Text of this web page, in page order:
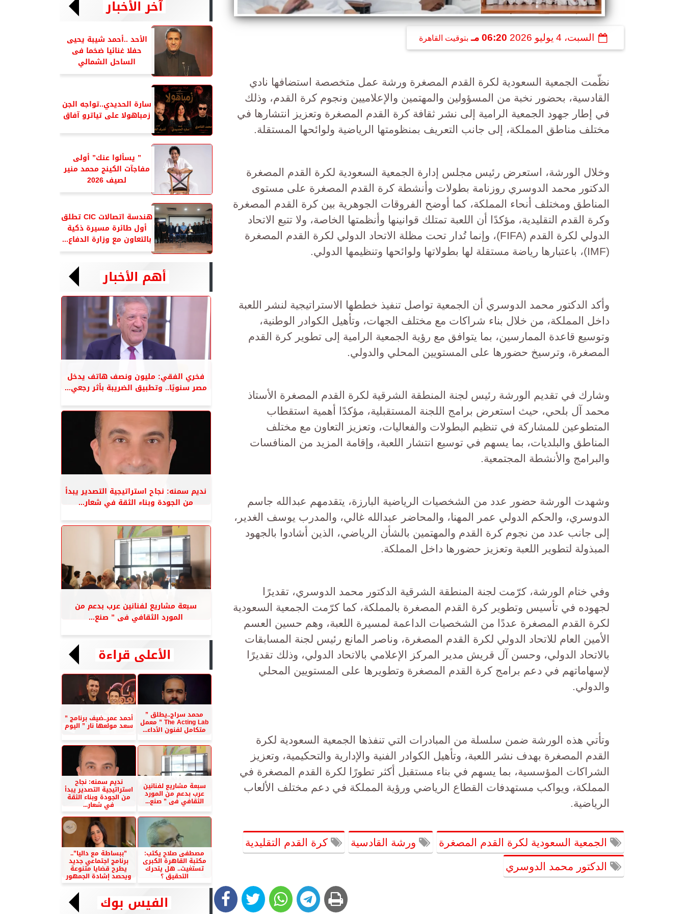
السبت، 4 يوليو 2026 06:20 مـ بتوقيت القاهرة
نظّمت الجمعية السعودية لكرة القدم المصغرة ورشة عمل متخصصة استضافها نادي
القادسية، بحضور نخبة من المسؤولين والمهتمين والإعلاميين ونجوم كرة القدم، وذلك
في إطار جهود الجمعية الرامية إلى نشر ثقافة كرة القدم المصغرة وتعزيز انتشارها في
مختلف مناطق المملكة، إلى جانب التعريف بمنظومتها الرياضية ولوائحها المستقلة.
وخلال الورشة، استعرض رئيس مجلس إدارة الجمعية السعودية لكرة القدم المصغرة
الدكتور محمد الدوسري روزنامة بطولات وأنشطة كرة القدم المصغرة على مستوى
المناطق ومختلف أنحاء المملكة، كما أوضح الفروقات الجوهرية بين كرة القدم المصغرة
وكرة القدم التقليدية، مؤكدًا أن اللعبة تمتلك قوانينها وأنظمتها الخاصة، ولا تتبع الاتحاد
الدولي لكرة القدم (FIFA)، وإنما تُدار تحت مظلة الاتحاد الدولي لكرة القدم المصغرة
(IMF)، باعتبارها رياضة مستقلة لها بطولاتها ولوائحها وتنظيمها الدولي.
وأكد الدكتور محمد الدوسري أن الجمعية تواصل تنفيذ خططها الاستراتيجية لنشر اللعبة
داخل المملكة، من خلال بناء شراكات مع مختلف الجهات، وتأهيل الكوادر الوطنية،
وتوسيع قاعدة الممارسين، بما يتوافق مع رؤية الجمعية الرامية إلى تطوير كرة القدم
المصغرة، وترسيخ حضورها على المستويين المحلي والدولي.
وشارك في تقديم الورشة رئيس لجنة المنطقة الشرقية لكرة القدم المصغرة الأستاذ
محمد آل بلحي، حيث استعرض برامج اللجنة المستقبلية، مؤكدًا أهمية استقطاب
المتطوعين للمشاركة في تنظيم البطولات والفعاليات، وتعزيز التعاون مع مختلف
المناطق والبلديات، بما يسهم في توسيع انتشار اللعبة، وإقامة المزيد من المنافسات
والبرامج والأنشطة المجتمعية.
وشهدت الورشة حضور عدد من الشخصيات الرياضية البارزة، يتقدمهم عبدالله جاسم
الدوسري، والحكم الدولي عمر المهنا، والمحاضر عبدالله غالي، والمدرب يوسف الغدير،
إلى جانب عدد من نجوم كرة القدم والمهتمين بالشأن الرياضي، الذين أشادوا بالجهود
المبذولة لتطوير اللعبة وتعزيز حضورها داخل المملكة.
وفي ختام الورشة، كرّمت لجنة المنطقة الشرقية الدكتور محمد الدوسري، تقديرًا
لجهوده في تأسيس وتطوير كرة القدم المصغرة بالمملكة، كما كرّمت الجمعية السعودية
لكرة القدم المصغرة عددًا من الشخصيات الداعمة لمسيرة اللعبة، وهم حسين العسم
الأمين العام للاتحاد الدولي لكرة القدم المصغرة، وناصر المانع رئيس لجنة المسابقات
بالاتحاد الدولي، وحسن آل قريش مدير المركز الإعلامي بالاتحاد الدولي، وذلك تقديرًا
لإسهاماتهم في دعم برامج كرة القدم المصغرة وتطويرها على المستويين المحلي
والدولي.
وتأتي هذه الورشة ضمن سلسلة من المبادرات التي تنفذها الجمعية السعودية لكرة
القدم المصغرة بهدف نشر اللعبة، وتأهيل الكوادر الفنية والإدارية والتحكيمية، وتعزيز
الشراكات المؤسسية، بما يسهم في بناء مستقبل أكثر تطورًا لكرة القدم المصغرة في
المملكة، ويواكب مستهدفات القطاع الرياضي ورؤية المملكة في دعم مختلف الألعاب
الرياضية.
الجمعية السعودية لكرة القدم المصغرة ورشة القادسية كرة القدم التقليدية
الدكتور محمد الدوسري
آخر الأخبار
الأحد ..أحمد شيبة يحيى
حفلا غنائيا ضخما فى
الساحل الشمالي
سارة الحديدي..تواجه الجن
زمباهولا على تياترو آفاق
” يسألوا عنك” أولى
مفاجآت الكينج محمد منير
لصيف 2026
هندسة اتصالات CIC تطلق
أول طائرة مسيرة ذكية
بالتعاون مع وزارة الدفاع...
أهم الأخبار
فخري الفقي: مليون ونصف هاتف يدخل
مصر سنويًا.. وتطبيق الضريبة بأثر رجعي...
نديم سمنه: نجاح استراتيجية التصدير يبدأ
من الجودة وبناء الثقة في شعار...
سبعة مشاريع لفنانين عرب بدعم من
المورد الثقافي فى ” صنع...
الأعلى قراءة
محمد سراج..يطلق ”
The Acting Lab ” معمل
متكامل لفنون الأداء...
أحمد عمر..ضيف برنامج ”
سعد مولعها نار ” اليوم
سبعة مشاريع لفنانين
عرب بدعم من المورد
الثقافي فى ” صنع...
نديم سمنه: نجاح
استراتيجية التصدير يبدأ
من الجودة وبناء الثقة
في شعار...
مصطفى صلاح يكتب:
مكتبة القاهرة الكبرى
تستغيث.. هل يتحرك
التحقيق ؟
”ببساطة مع داليا”..
برنامج اجتماعي جديد
يطرح قضايا متنوعة
ويحصد إشادة الجمهور
الفيس بوك